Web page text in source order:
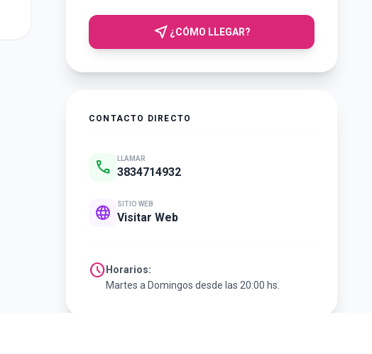
near_me ¿CÓMO LLEGAR?
CONTACTO DIRECTO
call LLAMAR
3834714932
language SITIO WEB
Visitar Web
schedule Horarios:
Martes a Domingos desde las 20:00 hs.